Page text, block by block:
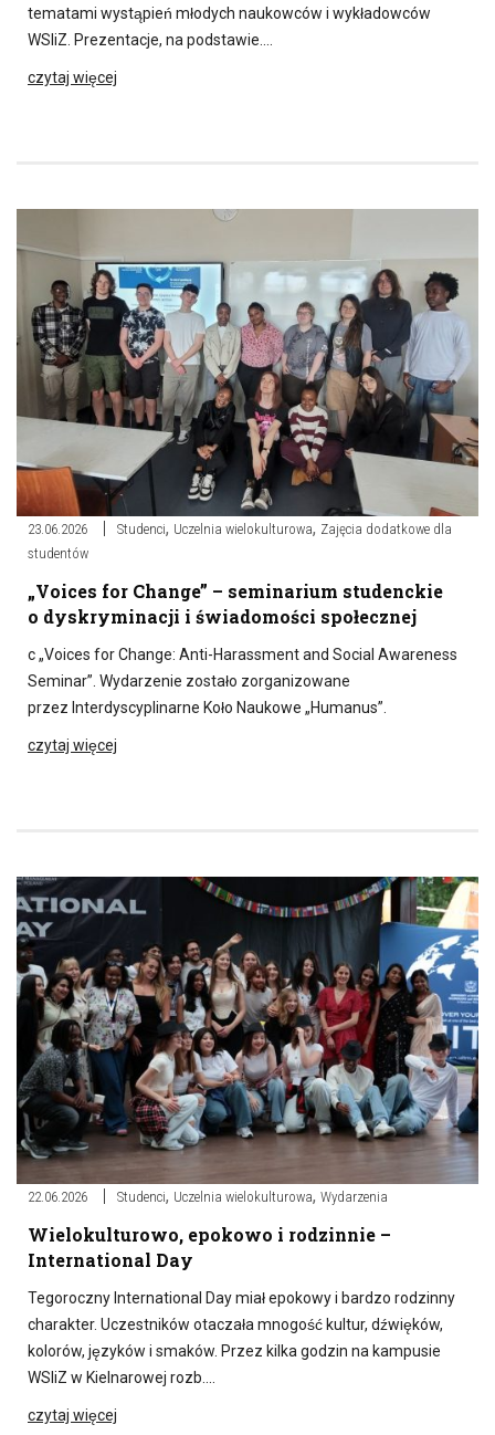
tematami wystąpień młodych naukowców i wykładowców
WSIiZ. Prezentacje, na podstawie….
czytaj więcej
23.06.2026 Studenci, Uczelnia wielokulturowa, Zajęcia dodatkowe dla
studentów
„Voices for Change” – seminarium studenckie
o dyskryminacji i świadomości społecznej
c „Voices for Change: Anti-Harassment and Social Awareness
Seminar”. Wydarzenie zostało zorganizowane
przez Interdyscyplinarne Koło Naukowe „Humanus”.
czytaj więcej
22.06.2026 Studenci, Uczelnia wielokulturowa, Wydarzenia
Wielokulturowo, epokowo i rodzinnie –
International Day
Tegoroczny International Day miał epokowy i bardzo rodzinny
charakter. Uczestników otaczała mnogość kultur, dźwięków,
kolorów, języków i smaków. Przez kilka godzin na kampusie
WSIiZ w Kielnarowej rozb….
czytaj więcej